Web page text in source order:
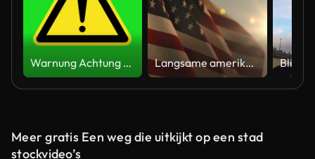
Warnung Achtung gelb gefahrenmeldung Straßenschild 4k grüner Bildschirm Vorsicht Animation Langsame amerikanische Flagge bei Sonnenuntergang während des Memorial Day in den Vereinigten Staaten
Meer gratis Een weg die uitkijkt op een stad
stockvideo’s